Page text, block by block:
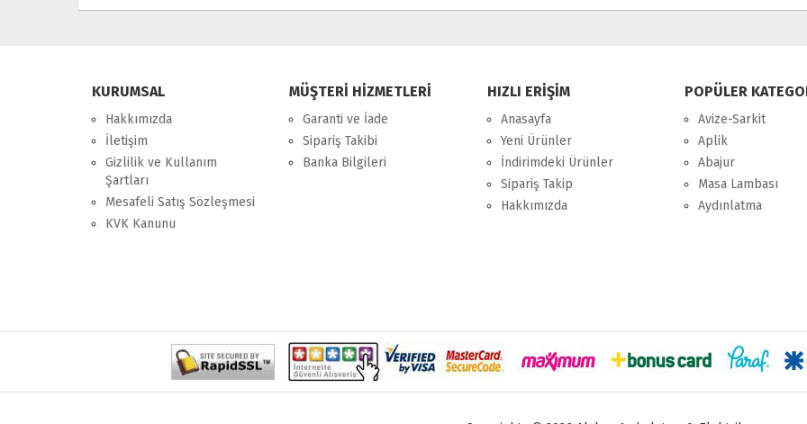
KURUMSAL
Hakkımızda
İletişim
Gizlilik ve Kullanım
Şartları
Mesafeli Satış Sözleşmesi
KVK Kanunu
MÜŞTERİ HİZMETLERİ
Garanti ve İade
Sipariş Takibi
Banka Bilgileri
HIZLI ERİŞİM
Anasayfa
Yeni Ürünler
İndirimdeki Ürünler
Sipariş Takip
Hakkımızda
POPÜLER
Avize-Sarkit
Aplik
Abajur
Masa Lambası
Aydınlatma